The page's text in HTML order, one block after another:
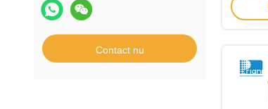
Contact nu